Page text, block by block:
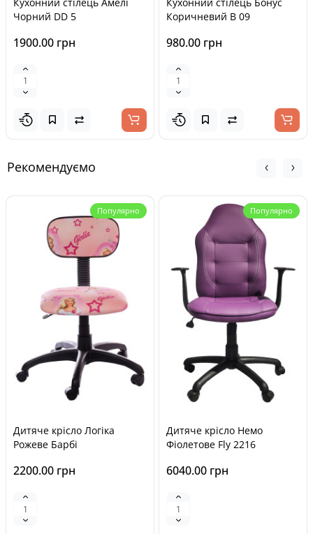
Чорний DD 5
1900.00 грн
Коричневий В 09
980.00 грн
Рекомендуємо
Популярно
Дитяче крісло Логіка
Рожеве Барбі
2200.00 грн
Популярно
Дитяче крісло Немо
Фіолетове Fly 2216
6040.00 грн